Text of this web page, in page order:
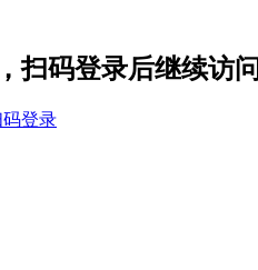
扫码登录后继续访问
码登录